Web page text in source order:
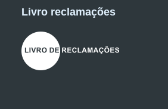
Livro reclamações